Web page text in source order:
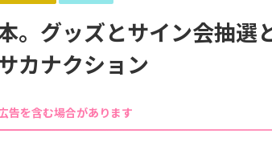
。グッズとサイン会抽選
カナクション
告を含む場合があります